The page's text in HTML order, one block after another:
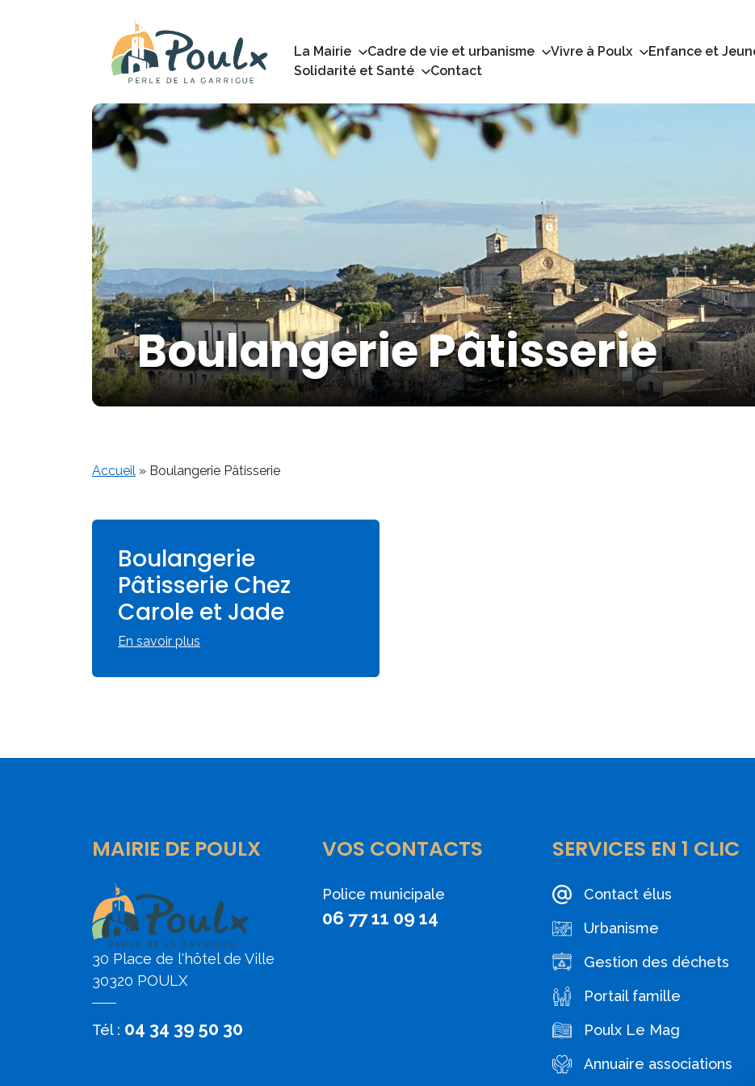
La Mairie Cadre de vie et urbanisme Vivre à Poulx Enfance et
Solidarité et Santé
Contact
Boulangerie Pâtisserie
Accueil » Boulangerie Pâtisserie
Boulangerie
Pâtisserie Chez
Carole et Jade
En savoir plus
MAIRIE DE POULX
30 Place de l'hôtel de Ville
30320 POULX
Tél : 04 34 39 50 30
VOS CONTACTS
Police municipale
06 77 11 09 14
SERVICES EN 1 CLIC
Contact élus
Urbanisme
Gestion des déchets
Portail famille
Poulx Le Mag
Annuaire associations